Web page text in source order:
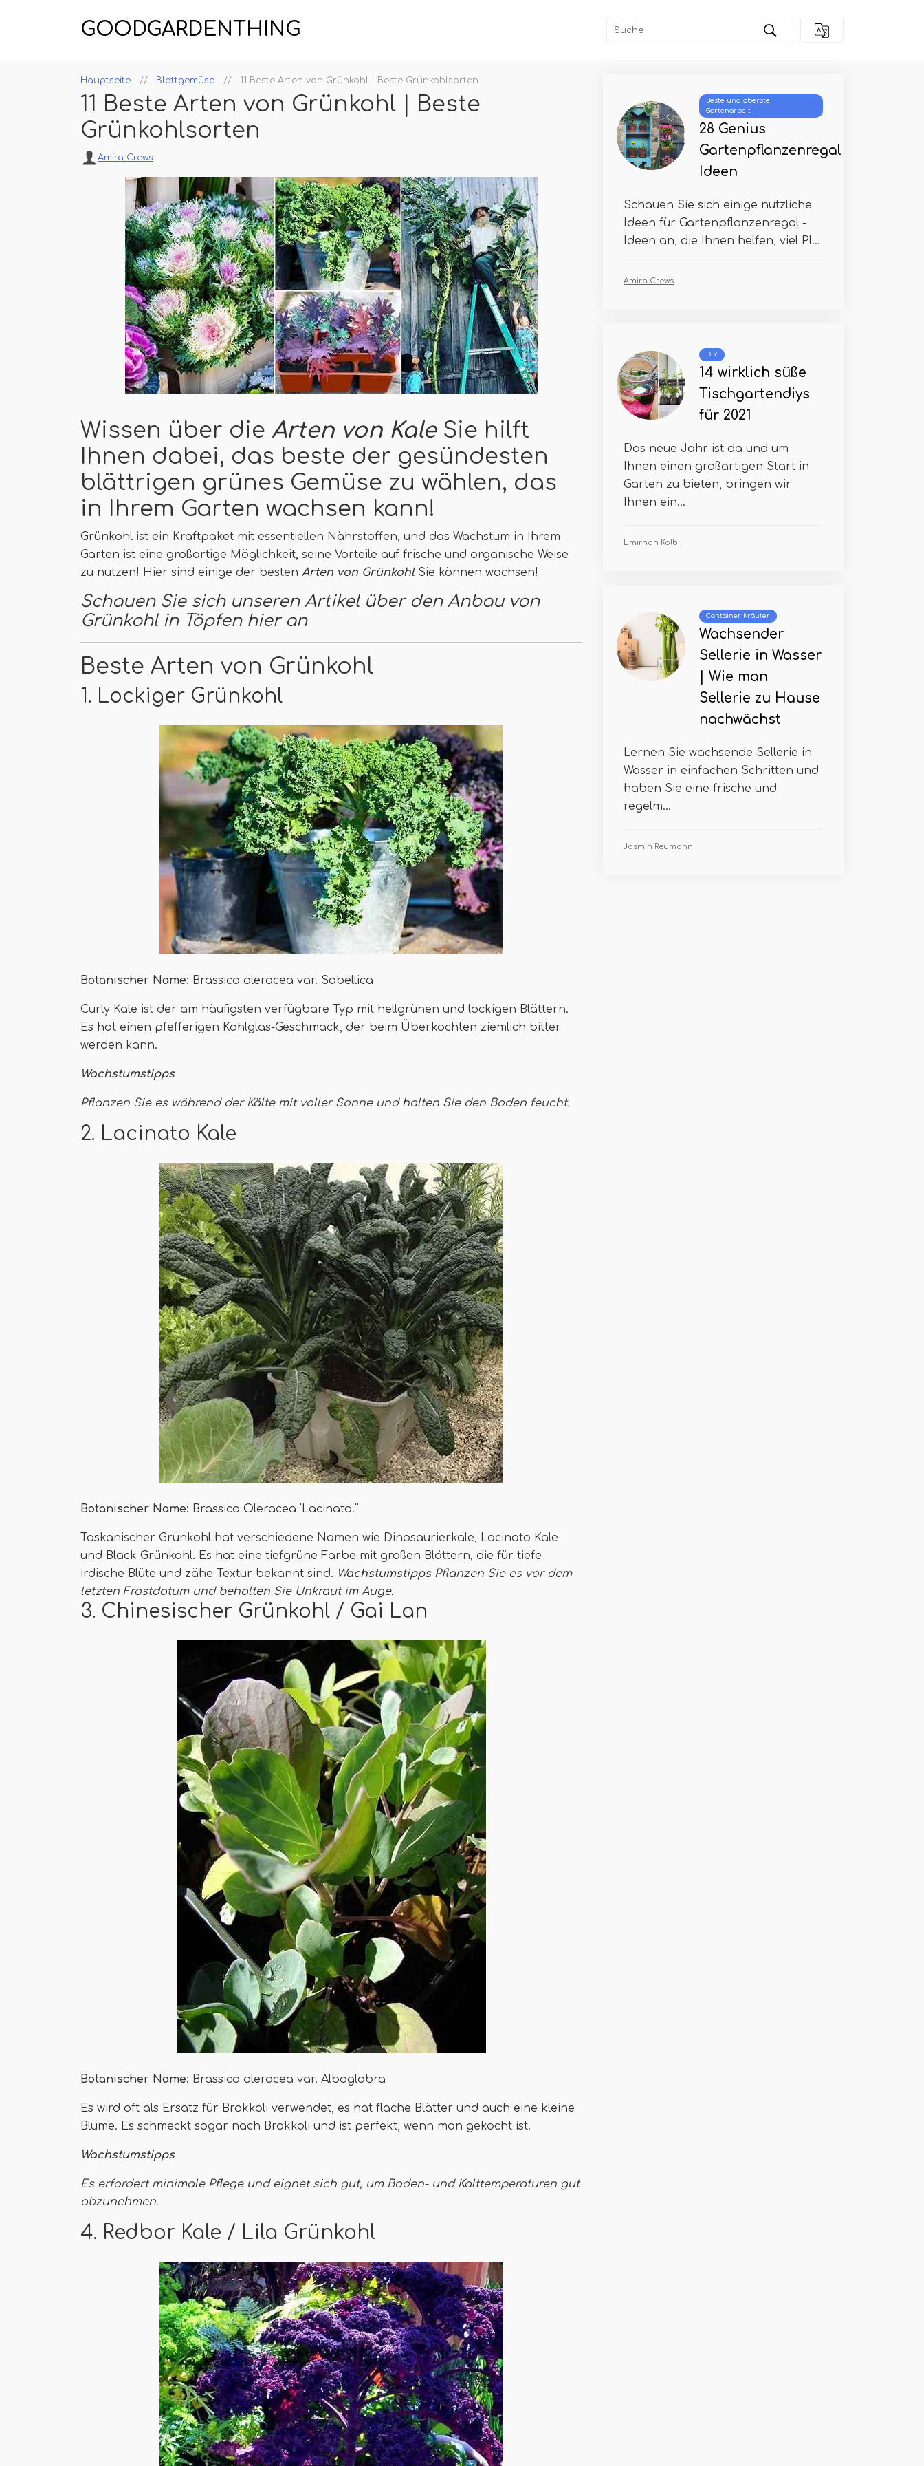
GOODGARDENTHING
Hauptseite Blattgemüse 11 Beste Arten von Grünkohl | Beste Grünkohlsorten
11 Beste Arten von Grünkohl | Beste
Grünkohlsorten
Amira Crews
Wissen über die Arten von KaleSie hilft
Ihnen dabei, das beste der gesündesten
blättrigen grünes Gemüse zu wählen, das
in Ihrem Garten wachsen kann!
Grünkohl ist ein Kraftpaket mit essentiellen Nährstoffen, und das Wachstum in Ihrem
Garten ist eine großartige Möglichkeit, seine Vorteile auf frische und organische Weise
zu nutzen! Hier sind einige der besten Arten von GrünkohlSie können wachsen!
Schauen Sie sich unseren Artikel über den Anbau von
Grünkohl in Töpfen hier an
Beste Arten von Grünkohl
1. Lockiger Grünkohl
Botanischer Name: Brassica oleracea var. Sabellica
Curly Kale ist der am häufigsten verfügbare Typ mit hellgrünen und lockigen Blättern.
Es hat einen pfefferigen Kohlglas-Geschmack, der beim Überkochten ziemlich bitter
werden kann.
Wachstumstipps
Pflanzen Sie es während der Kälte mit voller Sonne und halten Sie den Boden feucht.
2. Lacinato Kale
Botanischer Name: Brassica Oleracea 'Lacinato.''
Toskanischer Grünkohl hat verschiedene Namen wie Dinosaurierkale, Lacinato Kale
und Black Grünkohl. Es hat eine tiefgrüne Farbe mit großen Blättern, die für tiefe
irdische Blüte und zähe Textur bekannt sind. Wachstumstipps Pflanzen Sie es vor dem
letzten Frostdatum und behalten Sie Unkraut im Auge.
3. Chinesischer Grünkohl / Gai Lan
Botanischer Name: Brassica oleracea var. Alboglabra
Es wird oft als Ersatz für Brokkoli verwendet, es hat flache Blätter und auch eine kleine
Blume. Es schmeckt sogar nach Brokkoli und ist perfekt, wenn man gekocht ist.
Wachstumstipps
Es erfordert minimale Pflege und eignet sich gut, um Boden- und Kalttemperaturen gut
abzunehmen.
4. Redbor Kale / Lila Grünkohl
Beste und oberste
Gartenarbeit
28 Genius
Gartenpflanzenregal
Ideen
Schauen Sie sich einige nützliche
Ideen für Gartenpflanzenregal -
Ideen an, die Ihnen helfen, viel Pl...
Amira Crews
DIY
14 wirklich süße
Tischgartendiys
für 2021
Das neue Jahr ist da und um
Ihnen einen großartigen Start in
Garten zu bieten, bringen wir
Ihnen ein...
Emirhan Kolb
Container Kräuter
Wachsender
Sellerie in Wasser
| Wie man
Sellerie zu Hause
nachwächst
Lernen Sie wachsende Sellerie in
Wasser in einfachen Schritten und
haben Sie eine frische und
regelm...
Jasmin Reumann